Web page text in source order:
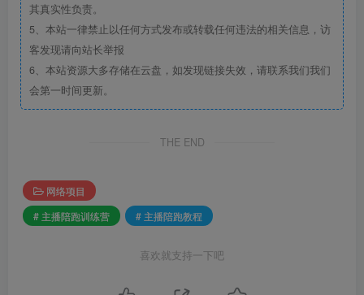
其真实性负责。
5、本站一律禁止以任何方式发布或转载任何违法的相关信息，访
客发现请向站长举报
6、本站资源大多存储在云盘，如发现链接失效，请联系我们我们
会第一时间更新。
THE END
网络项目
# 主播陪跑训练营
# 主播陪跑教程
喜欢就支持一下吧